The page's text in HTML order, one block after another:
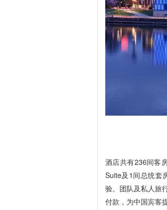
酒店共有236间客
Suite及1间总统套
验。团队及私人旅
付款，为中国宾客